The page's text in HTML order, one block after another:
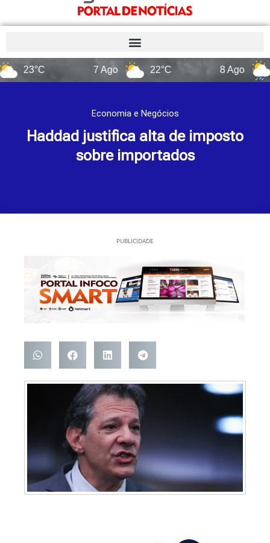
22°C 14°C
Economia e Negócios
Haddad justifica alta de imposto
sobre importados
PUBLICIDADE